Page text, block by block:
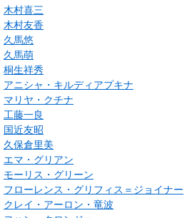
木村喜三
木村友香
久馬悠
久馬萌
桐生祥秀
アニシャ・キルディアプキナ
マリヤ・クチナ
工藤一良
国近友昭
久保倉里美
エマ・グリアン
モーリス・グリーン
フローレンス・グリフィス＝ジョイナー
クレイ・アーロン・竜波